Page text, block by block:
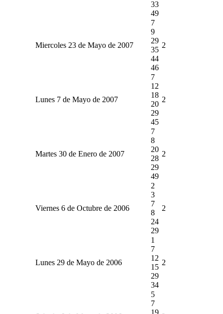
33
49
Miercoles 23 de Mayo de 2007
7
9
29
35
44
46
2
Lunes 7 de Mayo de 2007
7
12
18
20
29
45
2
Martes 30 de Enero de 2007
7
8
20
28
29
49
2
Viernes 6 de Octubre de 2006
2
3
7
8
24
29
2
Lunes 29 de Mayo de 2006
1
7
12
15
29
34
2
5
7
19